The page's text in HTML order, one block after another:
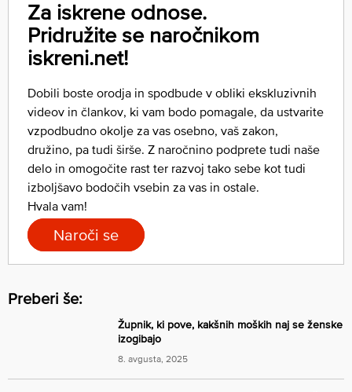
Za iskrene odnose.
Pridružite se naročnikom
iskreni.net!
Dobili boste orodja in spodbude v obliki ekskluzivnih
videov in člankov, ki vam bodo pomagale, da ustvarite
vzpodbudno okolje za vas osebno, vaš zakon,
družino, pa tudi širše. Z naročnino podprete tudi naše
delo in omogočite rast ter razvoj tako sebe kot tudi
izboljšavo bodočih vsebin za vas in ostale.
Hvala vam!
Naroči se
Preberi še:
Župnik, ki pove, kakšnih moških naj se ženske
izogibajo
8. avgusta, 2025